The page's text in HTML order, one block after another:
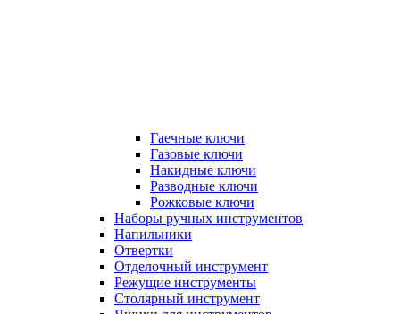
Гаечные ключи
Газовые ключи
Накидные ключи
Разводные ключи
Рожковые ключи
Наборы ручных инструментов
Напильники
Отвертки
Отделочный инструмент
Режущие инструменты
Столярный инструмент